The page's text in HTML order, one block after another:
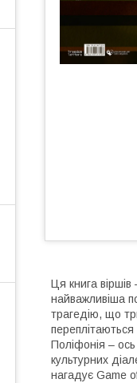
Ця книга
найважливіша
трагедію, що
Поліфонія –
культурних
нагадує Game